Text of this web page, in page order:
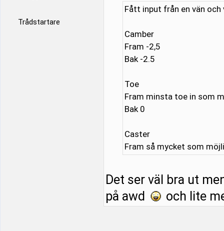
Trådstartare
Fått input från en vän
Camber
Fram -2,5
Bak -2.5
Toe
Fram minsta toe in som
Bak 0
Caster
Fram så mycket som
Det ser väl bra ut
på awd
och lite